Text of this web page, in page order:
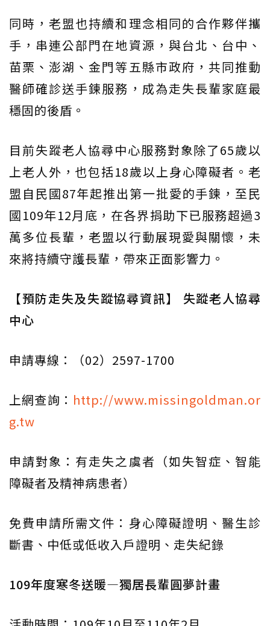
同時，老盟也持續和理念相同的合作夥伴攜
手，串連公部門在地資源，與台北、台中、
苗栗、澎湖、金門等五縣市政府，共同推動
醫師確診送手鍊服務，成為走失長輩家庭最
穩固的後盾。
目前失蹤老人協尋中心服務對象除了65歲以
上老人外，也包括18歲以上身心障礙者。老
盟自民國87年起推出第一批愛的手鍊，至民
國109年12月底，在各界捐助下已服務超過3
萬多位長輩，老盟以行動展現愛與關懷，未
來將持續守護長輩，帶來正面影響力。
【預防走失及失蹤協尋資訊】 失蹤老人協尋
中心
申請專線：（02）2597-1700
上網查詢： http://www.missingoldman.or
g.tw
申請對象：有走失之虞者（如失智症、智能
障礙者及精神病患者）
免費申請所需文件：身心障礙證明、醫生診
斷書、中低或低收入戶證明、走失紀錄
109年度寒冬送暖—獨居長輩圓夢計畫